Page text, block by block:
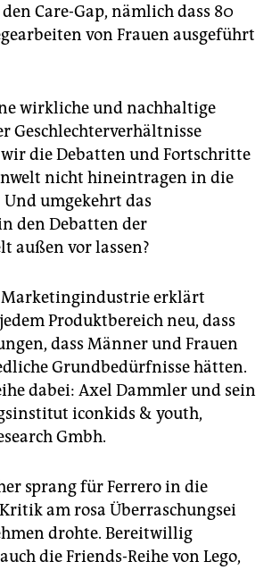
Care-Gap, nämlich dass 80
von Frauen ausgeführt
wirkliche und nachhaltige
Geschlechterverhältnisse
die Debatten und Fortschritte
nicht hineintragen in die
umgekehrt das
den Debatten der
außen vor lassen?
Marketingindustrie erklärt
Produktbereich neu, dass
dass Männer und Frauen
Grundbedürfnisse hätten.
dabei: Axel Dammler und sein
iconkids & youth,
Gmbh.
sprang für Ferrero in die
am rosa Überraschungsei
drohte. Bereitwillig
die Friends-Reihe von Lego,